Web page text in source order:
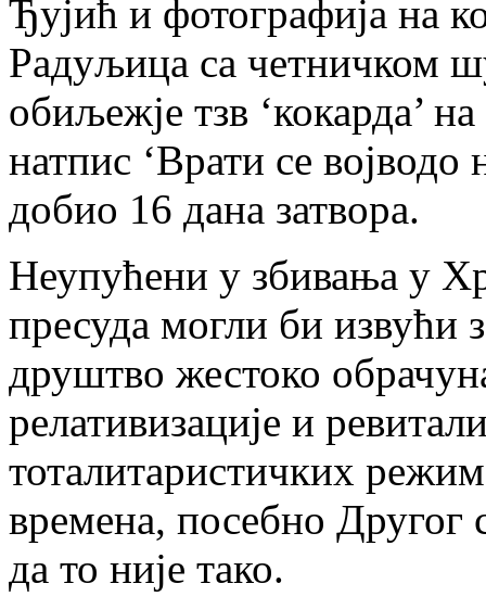
Ђујић и фотографија на
Радуљица са четничком
обиљежје тзв ‘кокарда’
натпис ‘Врати се војводо
добио 16 дана затвора.
Неупућени у збивања у
пресуда могли би извући
друштво жестоко
релативизације и
тоталитаристичких
времена, посебно Другог
да то није тако.